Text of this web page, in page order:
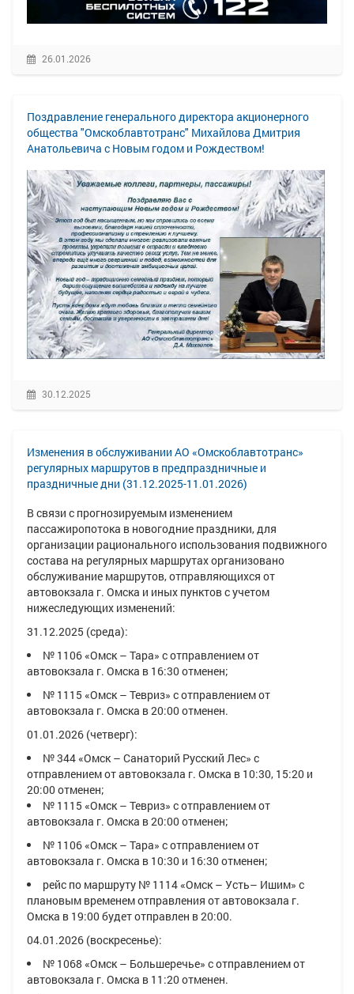
26.01.2026
Поздравление генерального директора акционерного
общества "Омскоблавтотранс" Михайлова Дмитрия
Анатольевича с Новым годом и Рождеством!
30.12.2025
Изменения в обслуживании АО «Омскоблавтотранс»
регулярных маршрутов в предпраздничные и
праздничные дни (31.12.2025-11.01.2026)
В связи с прогнозируемым изменением
пассажиропотока в новогодние праздники, для
организации рационального использования подвижного
состава на регулярных маршрутах организовано
обслуживание маршрутов, отправляющихся от
автовокзала г. Омска и иных пунктов с учетом
нижеследующих изменений:
31.12.2025 (среда):
№ 1106 «Омск – Тара» с отправлением от
автовокзала г. Омска в 16:30 отменен;
№ 1115 «Омск – Тевриз» c отправлением от
автовокзала г. Омска в 20:00 отменен.
01.01.2026 (четверг):
№ 344 «Омск – Санаторий Русский Лес» с
отправлением от автовокзала г. Омска в 10:30, 15:20 и
20:00 отменен;
№ 1115 «Омск – Тевриз» с отправлением от
автовокзала г. Омска в 20:00 отменен;
№ 1106 «Омск – Тара» с отправлением от
автовокзала г. Омска в 10:30 и 16:30 отменен;
рейс по маршруту № 1114 «Омск – Усть– Ишим» с
плановым временем отправления от автовокзала г.
Омска в 19:00 будет отправлен в 20:00.
04.01.2026 (воскресенье):
№ 1068 «Омск – Большеречье» с отправлением от
автовокзала г. Омска в 11:20 отменен.